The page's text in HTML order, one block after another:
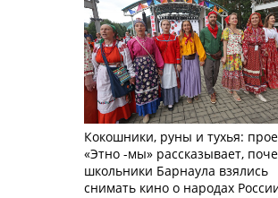
Кокошники, руны и тухья:
«Этно -мы» рассказывает,
школьники Барнаула взялись
снимать кино о народах